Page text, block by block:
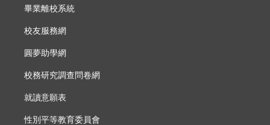
畢業離校系統
校友服務網
圓夢助學網
校務研究調查問卷網
就讀意願表
性別平等教育委員會